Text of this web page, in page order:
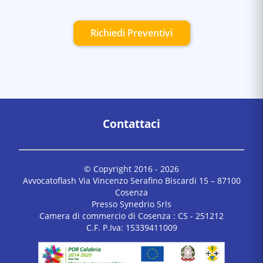
Richiedi Preventivi
Contattaci
© Copyright 2016 - 2026
Avvocatoflash Via Vincenzo Serafino Biscardi 15 – 87100
Cosenza
Presso Synedrio Srls
Camera di commercio di Cosenza : CS - 251212
C.F. P.Iva: 15339411009